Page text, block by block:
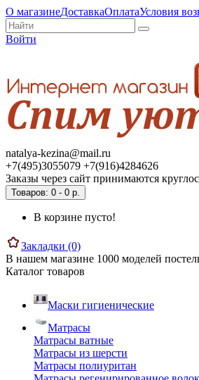
О магазинеДоставкаОплатаУсловия
Войти
natalya-kezina@mail.ru
+7(495)3055079 +7(916)4284626
Заказы через сайт принимаются
Товаров: 0 - 0 р.
В корзине пусто!
Закладки (0)
В нашем магазине 1000 моделей
Каталог товаров
Маски гигиенические
Матрасы
Матрасы ватные
Матрасы из шерсти
Матрасы полиуритан